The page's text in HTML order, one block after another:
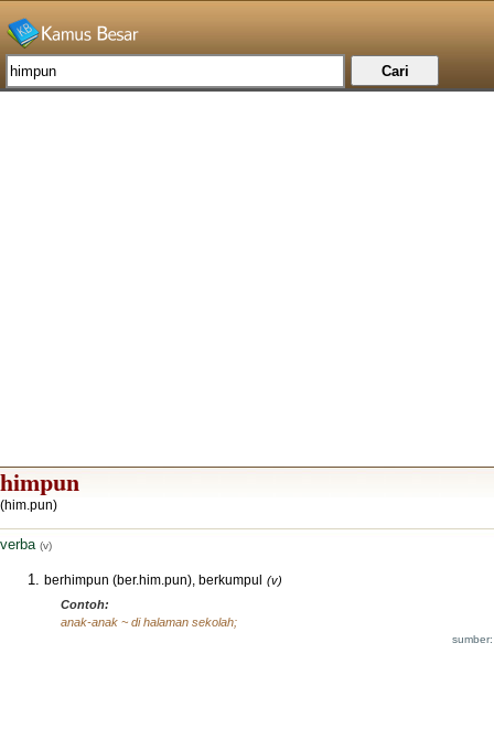
himpun
(him.pun)
verba (v)
berhimpun (ber.him.pun), berkumpul
(v)
Contoh:
anak-anak ~ di halaman sekolah;